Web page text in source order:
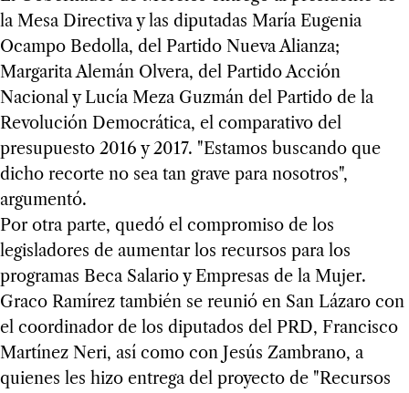
la Mesa Directiva y las diputadas María Eugenia
Ocampo Bedolla, del Partido Nueva Alianza;
Margarita Alemán Olvera, del Partido Acción
Nacional y Lucía Meza Guzmán del Partido de la
Revolución Democrática, el comparativo del
presupuesto 2016 y 2017. "Estamos buscando que
dicho recorte no sea tan grave para nosotros",
argumentó.
Por otra parte, quedó el compromiso de los
legisladores de aumentar los recursos para los
programas Beca Salario y Empresas de la Mujer.
Graco Ramírez también se reunió en San Lázaro con
el coordinador de los diputados del PRD, Francisco
Martínez Neri, así como con Jesús Zambrano, a
quienes les hizo entrega del proyecto de "Recursos